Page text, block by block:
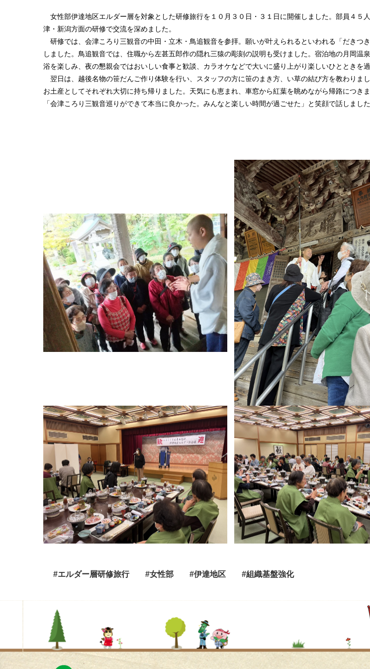
女性部伊達地区エルダー層を対象とした研修旅行を１０月３０日・３１日に開催しました。部員４５
津・新潟方面の研修で交流を深めました。
研修では、会津ころり三観音の中田・立木・鳥追観音を参拝。願いが叶えられるといわれる「だきつ
しました。鳥追観音では、住職から左甚五郎作の隠れ三猿の彫刻の説明も受けました。宿泊地の月岡温
浴を楽しみ、夜の懇親会ではおいしい食事と歓談、カラオケなどで大いに盛り上がり楽しいひとときを過
翌日は、越後名物の笹だんご作り体験を行い、スタッフの方に笹のまき方、い草の結び方を教わりま
お土産としてそれぞれ大切に持ち帰りました。天気にも恵まれ、車窓から紅葉を眺めながら帰路につき
「会津ころり三観音巡りができて本当に良かった。みんなと楽しい時間が過ごせた」と笑顔で話しました
#エルダー層研修旅行 #女性部 #伊達地区 #組織基盤強化